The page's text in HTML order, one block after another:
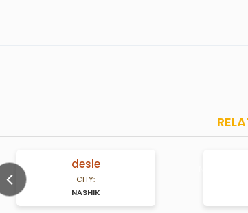
Previous
N/A Years old desle
CITY:
NASHIK